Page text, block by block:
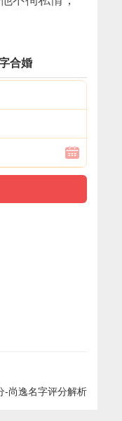
合婚
-尚逸名字评分解析